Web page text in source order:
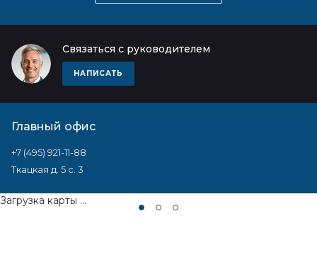
Связаться с руководителем
НАПИСАТЬ
Главный офис
+7 (495) 921-11-88
Ткацкая д. 5 с. 3
Загрузка карты ...